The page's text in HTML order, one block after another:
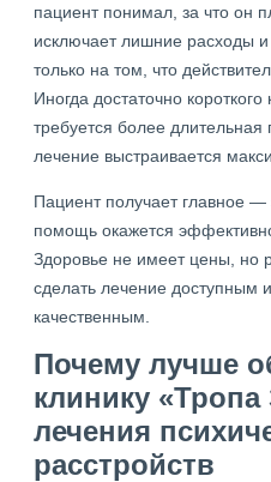
пациент понимал, за что он
исключает лишние расходы и
только на том, что
Иногда достаточно короткого
требуется более длительная
лечение выстраивается
Пациент получает главное —
помощь окажется
Здоровье не имеет цены, но
сделать лечение доступным
качественным.
Почему лучше
клинику
лечения
расстройств